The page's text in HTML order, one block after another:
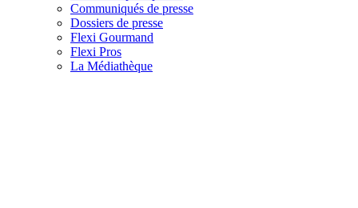
Communiqués de presse
Dossiers de presse
Flexi Gourmand
Flexi Pros
La Médiathèque